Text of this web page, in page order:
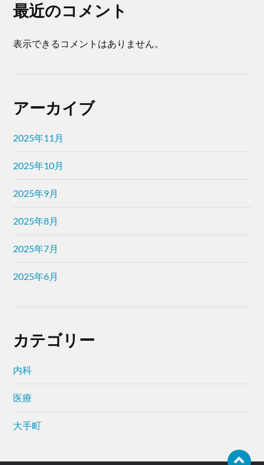
最近のコメント
表示できるコメントはありません。
アーカイブ
2025年11月
2025年10月
2025年9月
2025年8月
2025年7月
2025年6月
カテゴリー
内科
医療
大手町